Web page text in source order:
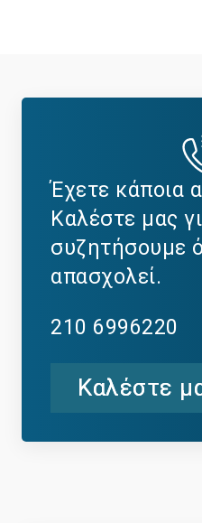
Έχετε κάποια
Καλέστε μας
συζητήσουμε
απασχολεί.
210 6996220
Καλέστε